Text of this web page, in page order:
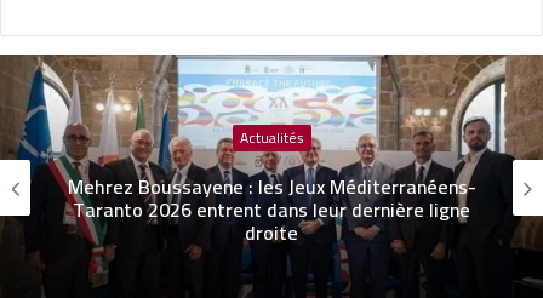
Actualités
Mehrez Boussayene : les Jeux Méditerranéens-
Taranto 2026 entrent dans leur dernière ligne
droite